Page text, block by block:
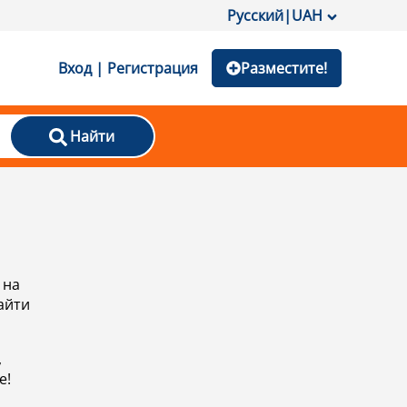
Русский|UAH
Вход | Регистрация Разместите!
Найти